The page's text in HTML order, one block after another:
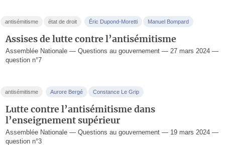
antisémitisme état de droit Éric Dupond-Moretti Manuel Bompard
Assises de lutte contre l’antisémitisme
Assemblée Nationale — Questions au gouvernement — 27 mars 2024 —
question n°7
antisémitisme Aurore Bergé Constance Le Grip
Lutte contre l’antisémitisme dans
l’enseignement supérieur
Assemblée Nationale — Questions au gouvernement — 19 mars 2024 —
question n°3